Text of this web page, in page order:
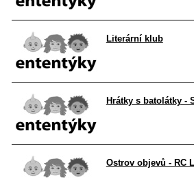
Literární klub
Hrátky s batolátky -
Ostrov objevů - RC